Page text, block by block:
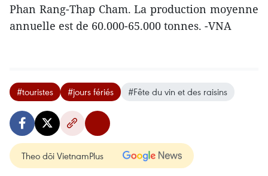
Phan Rang-Thap Cham. La production moyenne
annuelle est de 60.000-65.000 tonnes. -VNA
#touristes #jours fériés #Fête du vin et des raisins
Theo dõi VietnamPlus